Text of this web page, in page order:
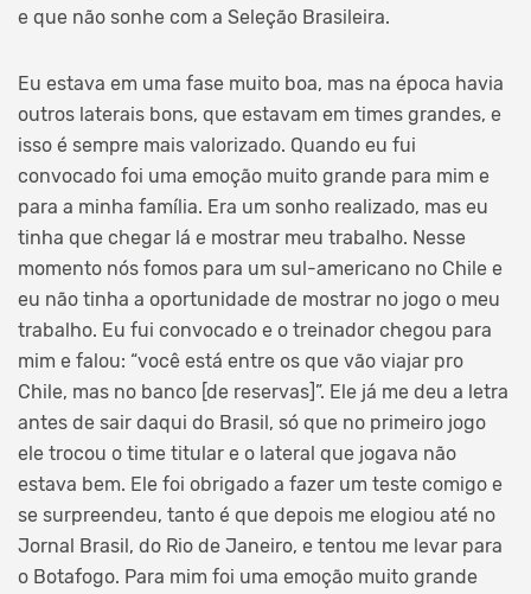
e que não sonhe com a Seleção Brasileira.
Eu estava em uma fase muito boa, mas na época havia
outros laterais bons, que estavam em times grandes, e
isso é sempre mais valorizado. Quando eu fui
convocado foi uma emoção muito grande para mim e
para a minha família. Era um sonho realizado, mas eu
tinha que chegar lá e mostrar meu trabalho. Nesse
momento nós fomos para um sul-americano no Chile e
eu não tinha a oportunidade de mostrar no jogo o meu
trabalho. Eu fui convocado e o treinador chegou para
mim e falou: “você está entre os que vão viajar pro
Chile, mas no banco [de reservas]”. Ele já me deu a letra
antes de sair daqui do Brasil, só que no primeiro jogo
ele trocou o time titular e o lateral que jogava não
estava bem. Ele foi obrigado a fazer um teste comigo e
se surpreendeu, tanto é que depois me elogiou até no
Jornal Brasil, do Rio de Janeiro, e tentou me levar para
o Botafogo. Para mim foi uma emoção muito grande